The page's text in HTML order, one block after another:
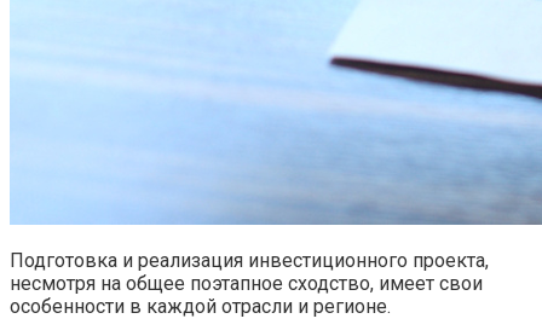
Подготовка и реализация инвестиционного проекта,
несмотря на общее поэтапное сходство, имеет свои
особенности в каждой отрасли и регионе.